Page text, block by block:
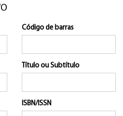
Código de barras
Título ou Subtítulo
ISBN/ISSN